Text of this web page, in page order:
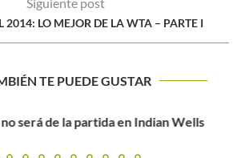
Siguiente post
2014: LO MEJOR DE LA WTA – PARTE I
TE PUEDE GUSTAR